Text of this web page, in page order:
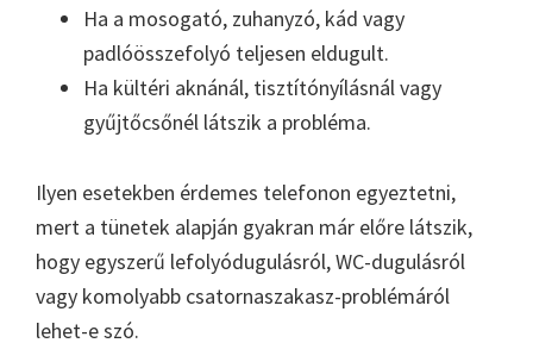
Ha a mosogató, zuhanyzó, kád vagy
padlóösszefolyó teljesen eldugult.
Ha kültéri aknánál, tisztítónyílásnál vagy
gyűjtőcsőnél látszik a probléma.
Ilyen esetekben érdemes telefonon egyeztetni,
mert a tünetek alapján gyakran már előre látszik,
hogy egyszerű lefolyódugulásról, WC-dugulásról
vagy komolyabb csatornaszakasz-problémáról
lehet-e szó.